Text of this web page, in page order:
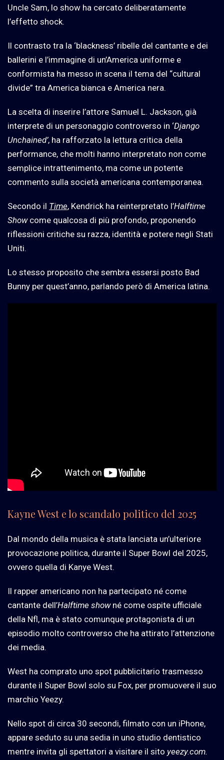
Uncle Sam, lo show ha cercato deliberatamente
l’effetto shock.
Il contrasto tra la ‘blackness’ ribelle del cantante e dei
ballerini e l’immagine di un’America uniforme e
conformista ha messo in scena il tema del “cultural
divide” tra America bianca e America nera.
La scelta di inserire l’attore Samuel L. Jackson, già
interprete di un personaggio controverso in ‘Django
Unchained’, ha rafforzato la lettura critica della
performance, che molti hanno interpretato non come
semplice intrattenimento, ma come un potente
commento sulla società americana contemporanea.
Secondo il Time, Kendrick ha reinterpretato l’Halftime
Show come qualcosa di più profondo, proponendo
riflessioni critiche su razza, identità e potere negli Stati
Uniti.
Lo stesso proposito che sembra essersi posto Bad
Bunny per quest’anno, parlando però di America latina.
Kayne West e lo scandalo politico del 2025
Dal mondo della musica è stata lanciata un’ulteriore
provocazione politica, durante il Super Bowl del 2025,
ovvero quella di Kanye West.
Il rapper americano non ha partecipato né come
cantante dell’Halftime showné come ospite ufficiale
della Nfl, ma è stato comunque protagonista di un
episodio molto controverso che ha attirato l’attenzione
dei media.
West ha comprato uno spot pubblicitario trasmesso
durante il Super Bowl solo su Fox, per promuovere il suo
marchio Yeezy.
Nello spot di circa 30 secondi, filmato con un iPhone,
appare seduto su una sedia in uno studio dentistico
mentre invita gli spettatori a visitare il sito yeezy.com.